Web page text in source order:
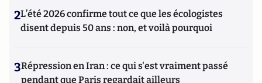
2L’été 2026 confirme tout ce que les écologistes
disent depuis 50 ans : non, et voilà pourquoi
3Répression en Iran : ce qui s'est vraiment passé
pendant que Paris regardait ailleurs